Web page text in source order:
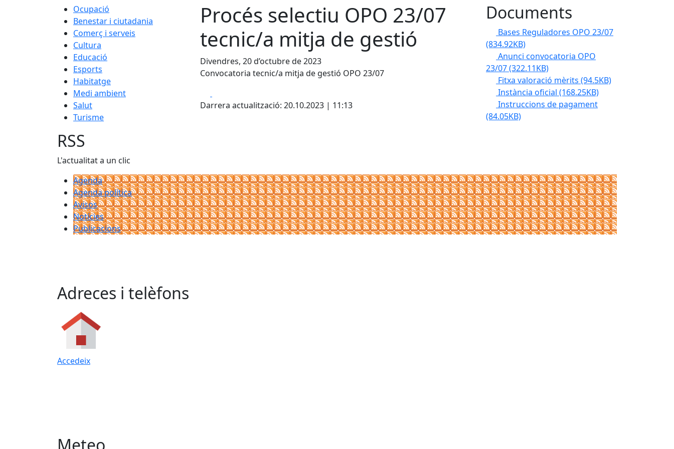
Ocupació
Benestar i ciutadania
Comerç i serveis
Cultura
Educació
Esports
Habitatge
Medi ambient
Salut
Turisme
Procés selectiu OPO 23/07
tecnic/a mitja de gestió
Divendres, 20 d’octubre de 2023
Convocatoria tecnic/a mitja de gestió OPO 23/07
Darrera actualització: 20.10.2023 | 11:13
Documents
Bases Reguladores OPO 23/07
(834.92KB)
Anunci convocatoria OPO
23/07(322.11KB)
Fitxa valoració mèrits (94.5KB)
Instància oficial (168.25KB)
Instruccions de pagament
(84.05KB)
RSS
L'actualitat a un clic
Agenda
Agenda política
Avisos
Notícies
Publicacions
Adreces i telèfons
Accedeix